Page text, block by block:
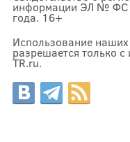
информации ЭЛ № ФС
года. 16+
Использование
разрешается только
TR.ru.